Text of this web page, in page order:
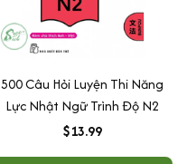
500 Câu Hỏi Luyện Thi Năng
Lực Nhật Ngữ Trình Độ N2
$13.99